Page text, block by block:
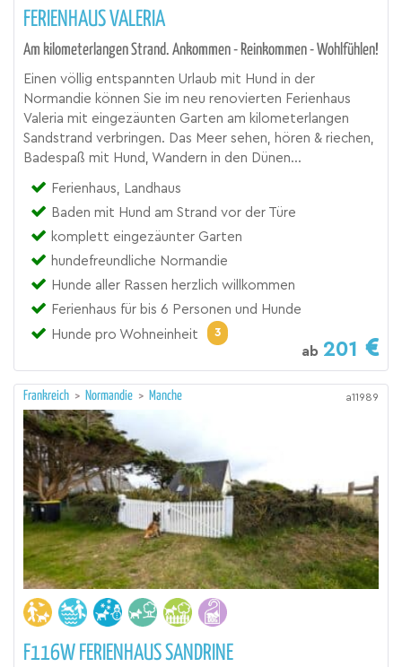
FERIENHAUS VALERIA
Am kilometerlangen Strand. Ankommen - Reinkommen - Wohlfühlen!
Einen völlig entspannten Urlaub mit Hund in der
Normandie können Sie im neu renovierten Ferienhaus
Valeria mit eingezäunten Garten am kilometerlangen
Sandstrand verbringen. Das Meer sehen, hören & riechen,
Badespaß mit Hund, Wandern in den Dünen...
Ferienhaus, Landhaus
Baden mit Hund am Strand vor der Türe
komplett eingezäunter Garten
hundefreundliche Normandie
Hunde aller Rassen herzlich willkommen
Ferienhaus für bis 6 Personen und Hunde
Hunde pro Wohneinheit
3
ab 201
Frankreich > Normandie > Manche a11989
F116W FERIENHAUS SANDRINE